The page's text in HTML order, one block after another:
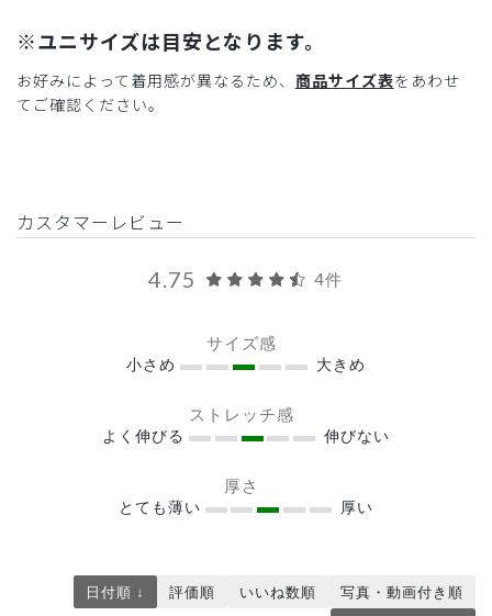
※ユニサイズは目安となります。
お好みによって着用感が異なるため、 商品サイズ表をあわせ
てご確認ください。
カスタマーレビュー
4.75 4件
サイズ感
小さめ 大きめ
ストレッチ感
よく伸びる 伸びない
厚さ
とても薄い 厚い
日付順 ↓ 評価順 いいね数順 写真・動画付き順